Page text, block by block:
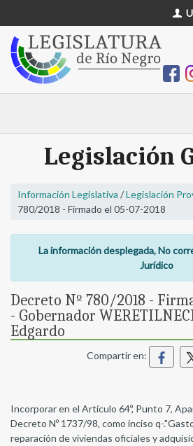
Legislación
Información Legislativa /Legislación
780/2018 - Firmado el 05-07-2018
La información desplegada, No
Jurídico
Decreto Nº 780/2018 -
- Gobernador
Edgardo
Compartir en:
Incorporar en el Artículo 64º, Punto 7,
Decreto Nº 1737/98, como inciso q-
reparación de viviendas oficiales y